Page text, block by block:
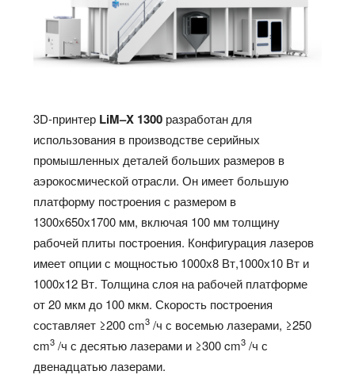
3D-принтер LiM–X 1300 разработан для
использования в производстве серийных
промышленных деталей больших размеров в
аэрокосмической отрасли. Он имеет большую
платформу построения с размером в
1300х650х1700 мм, включая 100 мм толщину
рабочей плиты построения. Конфигурация лазеров
имеет опции с мощностью 1000х8 Вт,1000х10 Вт и
1000х12 Вт. Толщина слоя на рабочей платформе
от 20 мкм до 100 мкм. Скорость построения
составляет ≥200 cm3 /ч с восемью лазерами, ≥250
cm3 /ч с десятью лазерами и ≥300 cm3 /ч с
двенадцатью лазерами.